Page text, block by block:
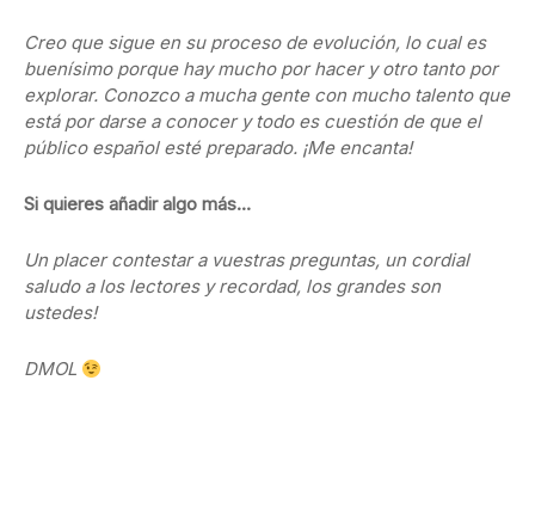
Creo que sigue en su proceso de evolución, lo cual es
buenísimo porque hay mucho por hacer y otro tanto por
explorar. Conozco a mucha gente con mucho talento que
está por darse a conocer y todo es cuestión de que el
público español esté preparado. ¡Me encanta!
Si quieres añadir algo más…
Un placer contestar a vuestras preguntas, un cordial
saludo a los lectores y recordad, los grandes son
ustedes!
DMOL